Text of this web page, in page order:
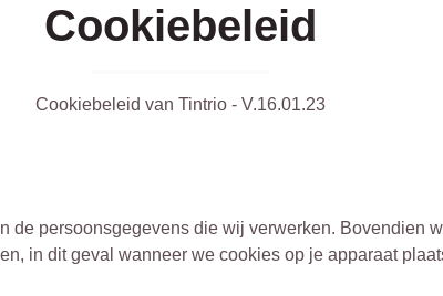
Cookiebeleid
Cookiebeleid van Tintrio - V.16.01.23
persoonsgegevens die wij verwerken. Bovendien
in dit geval wanneer we cookies op je apparaat